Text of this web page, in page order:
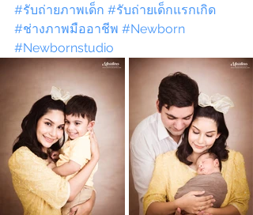
#รับถ่ายภาพเด็ก #รับถ่ายเด็กแรกเกิด
#ช่างภาพมืออาชีพ #Newborn
#Newbornstudio